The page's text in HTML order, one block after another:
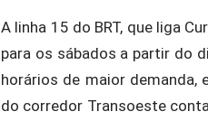
A linha 15 do BRT, que liga
para os sábados a partir do
horários de maior demanda,
do corredor Transoeste